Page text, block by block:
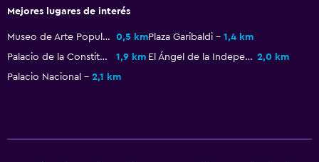
Alfombrado
Mejores lugares de interés
Museo de Arte Popular 0,5 kmPlaza Garibaldi
1,4 km
Palacio de la Constitución
1,9 km El Ángel de la Independencia 2,0 km
Palacio Nacional
2,1 km